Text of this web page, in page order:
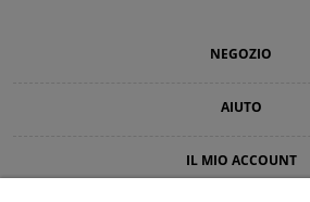
NEGOZIO
AIUTO
IL MIO ACCOUNT